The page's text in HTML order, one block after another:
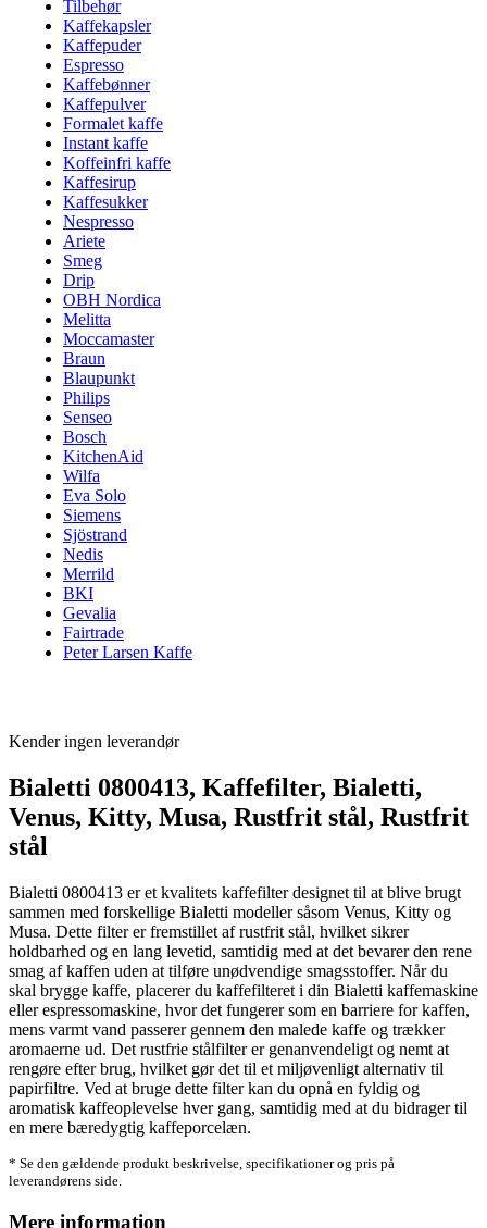
Tilbehør
Kaffekapsler
Kaffepuder
Espresso
Kaffebønner
Kaffepulver
Formalet kaffe
Instant kaffe
Koffeinfri kaffe
Kaffesirup
Kaffesukker
Nespresso
Ariete
Smeg
Drip
OBH Nordica
Melitta
Moccamaster
Braun
Blaupunkt
Philips
Senseo
Bosch
KitchenAid
Wilfa
Eva Solo
Siemens
Sjöstrand
Nedis
Merrild
BKI
Gevalia
Fairtrade
Peter Larsen Kaffe
Kender ingen leverandør
Bialetti 0800413, Kaffefilter, Bialetti,
Venus, Kitty, Musa, Rustfrit stål, Rustfrit
stål
Bialetti 0800413 er et kvalitets kaffefilter designet til at blive brugt
sammen med forskellige Bialetti modeller såsom Venus, Kitty og
Musa. Dette filter er fremstillet af rustfrit stål, hvilket sikrer
holdbarhed og en lang levetid, samtidig med at det bevarer den rene
smag af kaffen uden at tilføre unødvendige smagsstoffer. Når du
skal brygge kaffe, placerer du kaffefilteret i din Bialetti kaffemaskine
eller espressomaskine, hvor det fungerer som en barriere for kaffen,
mens varmt vand passerer gennem den malede kaffe og trækker
aromaerne ud. Det rustfrie stålfilter er genanvendeligt og nemt at
rengøre efter brug, hvilket gør det til et miljøvenligt alternativ til
papirfiltre. Ved at bruge dette filter kan du opnå en fyldig og
aromatisk kaffeoplevelse hver gang, samtidig med at du bidrager til
en mere bæredygtig kaffeporcelæn.
* Se den gældende produkt beskrivelse, specifikationer og pris på
leverandørens side.
Mere information